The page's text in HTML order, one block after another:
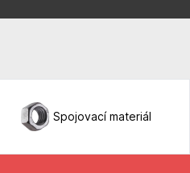
Spojovací materiál